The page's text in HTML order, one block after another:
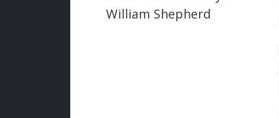
William Shepherd